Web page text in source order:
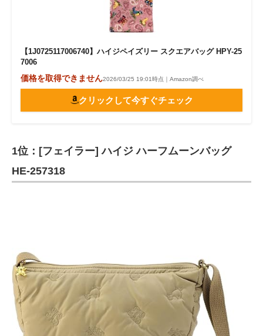
【1J0725117006740】ハイジペイズリー スクエアバッグ HPY-25
7006
価格を取得できません2026/03/25 19:01時点｜Amazon調べ
クリックして今すぐチェック
1位：[フェイラー] ハイジ ハーフムーンバッグ
HE-257318